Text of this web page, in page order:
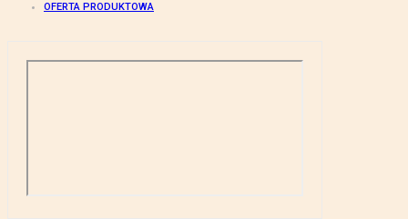
OFERTA PRODUKTOWA